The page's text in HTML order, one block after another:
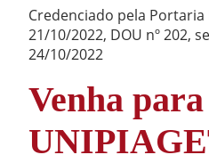
Credenciado pela Portaria
21/10/2022, DOU nº 202,
24/10/2022
Venha